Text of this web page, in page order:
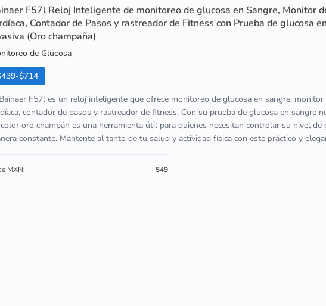
F57l Reloj Inteligente de monitoreo de glucosa en Sangre, Monitor
Contador de Pasos y rastreador de Fitness con Prueba de glucosa
(Oro champaña)
de Glucosa
$714
F57l es un reloj inteligente que ofrece monitoreo de glucosa en sangre, monitor
contador de pasos y rastreador de fitness. Con su prueba de glucosa en sangre
oro champán es una herramienta útil para quienes necesitan controlar su nivel de
constante. Mantente al tanto de tu salud y actividad física con este práctico y
MXN: 549